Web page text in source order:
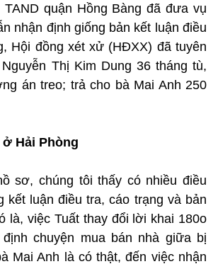
TAND quận Hồng Bàng đã đưa vụ
nhận định giống bản kết luận điều
Hội đồng xét xử (HĐXX) đã tuyên
Thị Kim Dung 36 tháng tù,
án treo; trả cho bà Mai Anh 250
Hải Phòng
sơ, chúng tôi thấy có nhiều điều
kết luận điều tra, cáo trạng và bản
là, việc Tuất thay đổi lời khai 180o
chuyện mua bán nhà giữa bị
Mai Anh là có thật, đến việc nhận